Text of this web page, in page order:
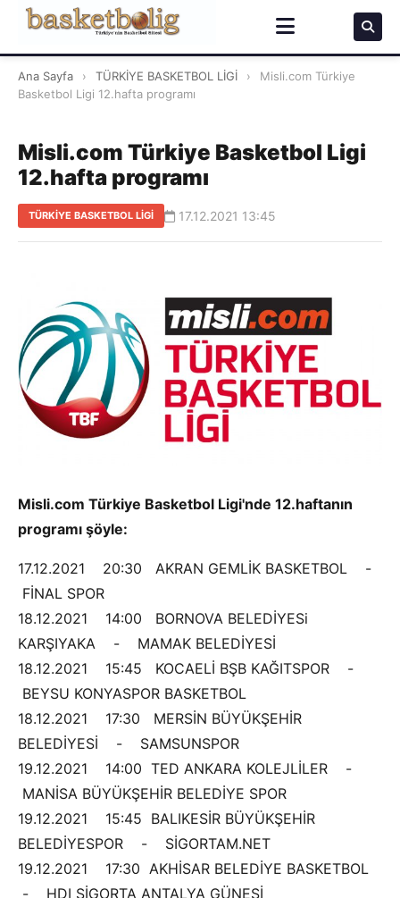
Ana Sayfa › TÜRKİYE BASKETBOL LİGİ ›
Misli.com Türkiye
Basketbol Ligi 12.hafta programı
Misli.com Türkiye Basketbol Ligi
12.hafta programı
TÜRKİYE BASKETBOL LİGİ 17.12.2021 13:45
Misli.com Türkiye Basketbol Ligi'nde 12.haftanın
programı şöyle:
17.12.2021 20:30 AKRAN GEMLİK BASKETBOL -
FİNAL SPOR
18.12.2021 14:00 BORNOVA BELEDİYESi
KARŞIYAKA - MAMAK BELEDİYESİ
18.12.2021 15:45 KOCAELİ BŞB KAĞITSPOR -
BEYSU KONYASPOR BASKETBOL
18.12.2021 17:30 MERSİN BÜYÜKŞEHİR
BELEDİYESİ - SAMSUNSPOR
19.12.2021 14:00 TED ANKARA KOLEJLİLER -
MANİSA BÜYÜKŞEHİR BELEDİYE SPOR
19.12.2021 15:45 BALIKESİR BÜYÜKŞEHİR
BELEDİYESPOR - SİGORTAM.NET
19.12.2021 17:30 AKHİSAR BELEDİYE BASKETBOL
- HDI SİGORTA ANTALYA GÜNEŞİ